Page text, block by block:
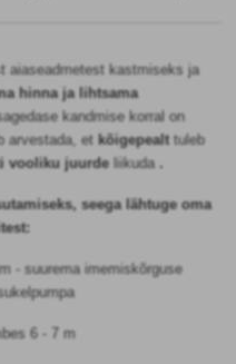
aiaseadmetest kastmiseks ja
hinna ja lihtsama
kandmise korral on
arvestada, etkõigepealt tuleb
vooliku juurde liikuda.
seega lähtuge oma
- suurema imemiskõrguse
6 - 7 m